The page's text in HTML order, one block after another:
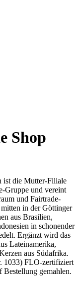
Shop
ist die Mutter-Filiale
Gruppe und vereint
und Fairtrade-
in der Göttinger
aus Brasilien,
in schonender
Ergänzt wird das
Lateinamerika,
aus Südafrika.
1033) FLO-zertifiziert
gemahlen.